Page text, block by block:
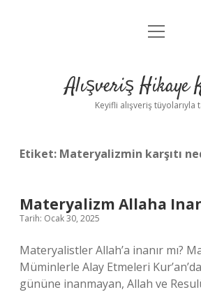
Anasayfa
Yasal Uyarı
menüyü
Alışveriş Hikaye
Keyifli alışveriş tüyolarıyla
Etiket: Materyalizmin karşıtı
Materyalizm Allaha
Tarih: Ocak 30, 2025
Materyalistler Allah’a inanır mı?
Müminlerle Alay Etmeleri
gününe inanmayan, Allah ve